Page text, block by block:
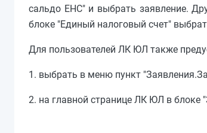
сальдо ЕНС" и выбрать заявление.
блоке "Единый налоговый счет"
Для пользователей ЛК ЮЛ также
1. выбрать в меню пункт
2. на главной странице ЛК ЮЛ в блоке